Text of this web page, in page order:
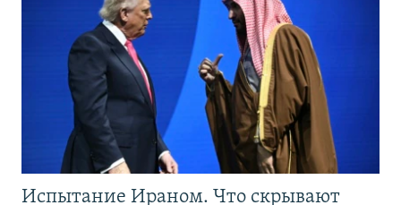
Испытание Ираном. Что скрывают